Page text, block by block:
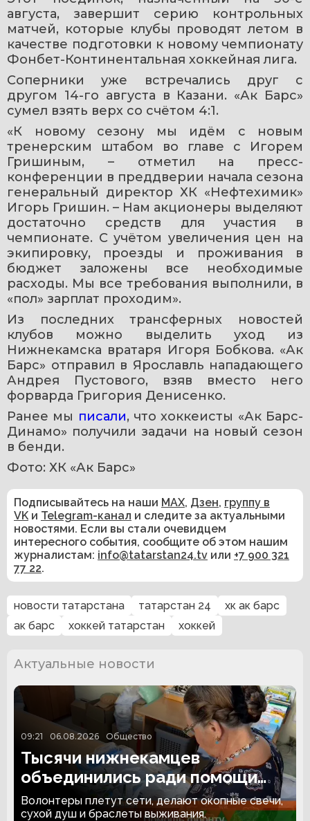
августа, завершит серию контрольных
матчей, которые клубы проводят летом в
качестве подготовки к новому чемпионату
Фонбет-Континентальная хоккейная лига.
Соперники уже встречались друг с
другом 14-го августа в Казани. «Ак Барс»
сумел взять верх со счётом 4:1.
«К новому сезону мы идём с новым
тренерским штабом во главе с Игорем
Гришиным, – отметил на пресс-
конференции в преддверии начала сезона
генеральный директор ХК «Нефтехимик»
Игорь Гришин. – Нам акционеры выделяют
достаточно средств для участия в
чемпионате. С учётом увеличения цен на
экипировку, проезды и проживания в
бюджет заложены все необходимые
расходы. Мы все требования выполнили, в
«пол» зарплат проходим».
Из последних трансферных новостей
клубов можно выделить уход из
Нижнекамска вратаря Игоря Бобкова. «Ак
Барс» отправил в Ярославль нападающего
Андрея Пустового, взяв вместо него
форварда Григория Денисенко.
Ранее мы писали, что хоккеисты «Ак Барс-
Динамо» получили задачи на новый сезон
в бенди.
Фото: ХК «Ак Барс»
Подписывайтесь на наши MAX, Дзен, группу в
VK и Telegram-канал и следите за актуальными
новостями. Если вы стали очевидцем
интересного события, сообщите об этом нашим
журналистам: info@tatarstan24.tv или +7 900 321
77 22.
новости татарстана татарстан 24
хк ак барс
ак барс
хоккей татарстан хоккей
Актуальные новости
09:21 06.08.2026 Общество
Тысячи нижнекамцев
объединились ради помощи
бойцам СВО
Волонтеры плетут сети, делают окопные свечи,
сухой душ и браслеты выживания.